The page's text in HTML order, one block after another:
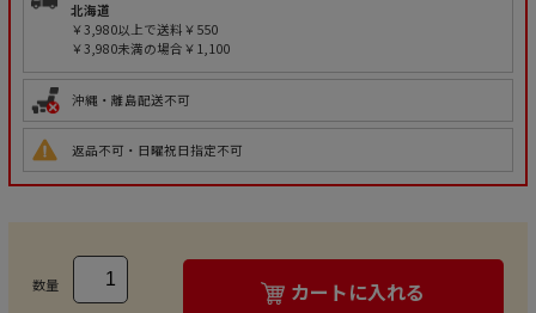
北海道
￥3,980以上で送料￥550
￥3,980未満の場合￥1,100
沖縄・離島配送不可
返品不可・日曜祝日指定不可
数量 カートに入れる